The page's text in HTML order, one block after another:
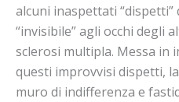
alcuni inaspettati “dispetti”
“invisibile” agli occhi degli
sclerosi multipla. Messa in
questi improvvisi dispetti,
muro di indifferenza e